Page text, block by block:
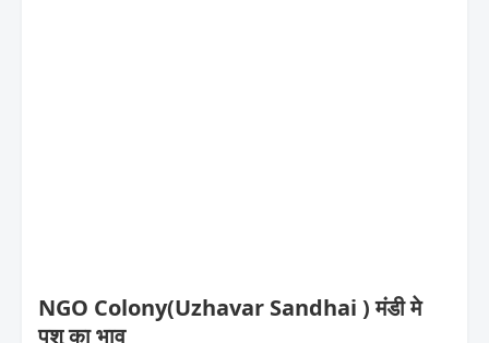
NGO Colony(Uzhavar Sandhai ) मंडी मे
पशु का भाव